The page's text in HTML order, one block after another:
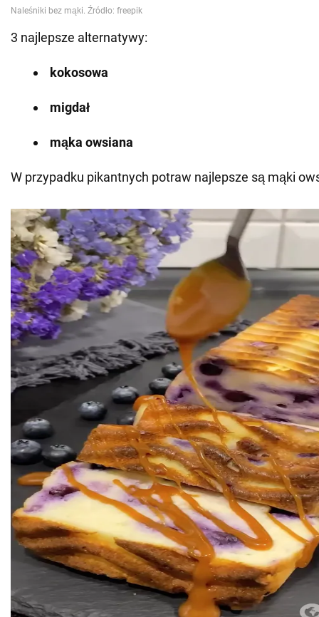
3 najlepsze alternatywy:
kokosowa
migdał
mąka owsiana
W przypadku pikantnych potraw najlepsze są mąki